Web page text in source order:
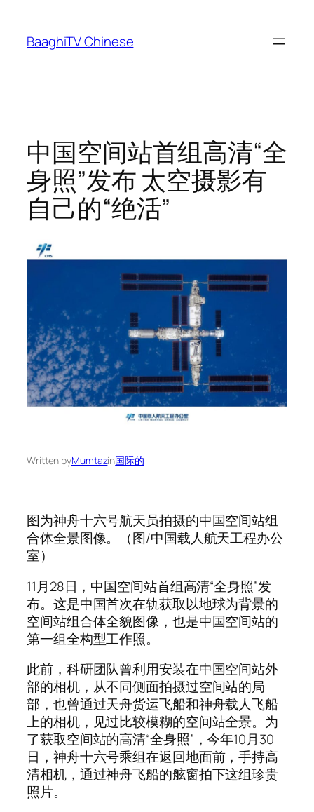
content
BaaghiTV Chinese
中国空间站首组高清“全
身照”发布 太空摄影有
自己的“绝活”
Written byMumtazin国际的
图为神舟十六号航天员拍摄的中国空间站组
合体全景图像。（图/中国载人航天工程办公
室）
11月28日，中国空间站首组高清“全身照”发
布。这是中国首次在轨获取以地球为背景的
空间站组合体全貌图像，也是中国空间站的
第一组全构型工作照。
此前，科研团队曾利用安装在中国空间站外
部的相机，从不同侧面拍摄过空间站的局
部，也曾通过天舟货运飞船和神舟载人飞船
上的相机，见过比较模糊的空间站全景。为
了获取空间站的高清“全身照”，今年10月30
日，神舟十六号乘组在返回地面前，手持高
清相机，通过神舟飞船的舷窗拍下这组珍贵
照片。